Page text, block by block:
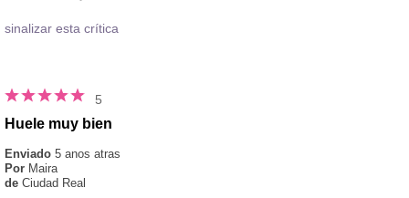
sinalizar esta crítica
5
Huele muy bien
Enviado 5 anos atras
Por Maira
de Ciudad Real